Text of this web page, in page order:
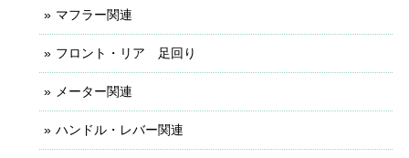
マフラー関連
フロント・リア 足回り
メーター関連
ハンドル・レバー関連